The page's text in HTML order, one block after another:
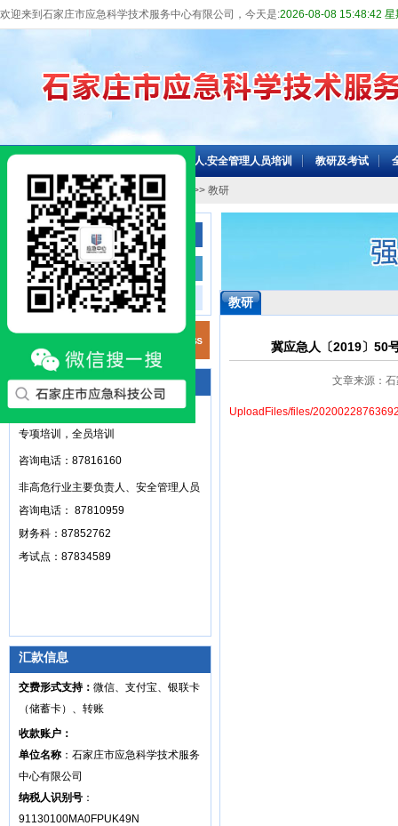
欢迎来到石家庄市应急科学技术服务中心有限公司，今天是:2026-08-08 15:48:42 星
主要负责人.安全管理人员培训 教研及考试
当前位置：网站首页 >> 教研及考试 >> 教研
教研及考试
教研
考试点
咨询电话
高危行业主要负责人和安全管理人员，
专项培训，全员培训
咨询电话：87816160
非高危行业主要负责人、安全管理人员
咨询电话： 87810959
财务科：87852762
考试点：87834589
汇款信息
交费形式支持： 微信、支付宝、银联卡
（储蓄卡）、转账
收款账户：
单位名称 ：石家庄市应急科学技术服务
中心有限公司
纳税人识别号 ：
91130100MA0FPUK49N
教研
冀应急人〔2019〕50
文章来源：
UploadFiles/files/